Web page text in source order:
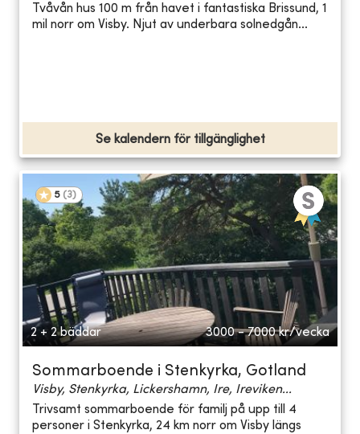
Tvåvån hus 100 m från havet i fantastiska Brissund, 1
mil norr om Visby. Njut av underbara solnedgån...
Se kalendern för tillgänglighet
5 (3)
2 + 2 bäddar 3000 - 7000 kr/vecka
Sommarboende i Stenkyrka, Gotland
Visby, Stenkyrka, Lickershamn, Ire, Ireviken...
Trivsamt sommarboende för familj på upp till 4
personer i Stenkyrka, 24 km norr om Visby längs